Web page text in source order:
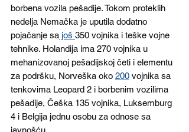
borbena vozila pešadije. Tokom proteklih
nedelja Nemačka je uputila dodatno
pojačanje sa još 350 vojnika i teške vojne
tehnike. Holandija ima 270 vojnika u
mehanizovanoj pešadijskoj četi i elementu
za podršku, Norveška oko 200 vojnika sa
tenkovima Leopard 2 i borbenim vozilima
pešadije, Češka 135 vojnika, Luksemburg
4 i Belgija jednu osobu za odnose sa
javnošću.